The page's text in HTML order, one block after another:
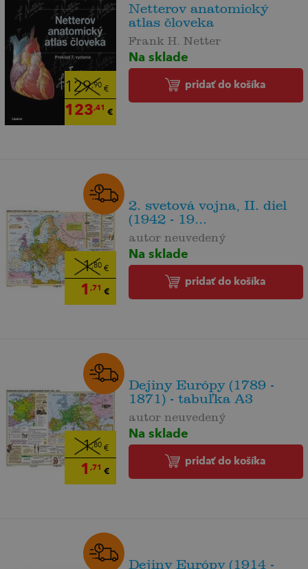
129,90 €
123,41 €
Netterov anatomický
atlas človeka
Frank H. Netter
Na sklade
pridať do košíka
1,80€
1 ,71 €
2. svetová vojna, II. diel
(1942 - 19...
autor neuvedený
Na sklade
pridať do košíka
1,80€
1 ,71 €
Dejiny Európy (1789 -
1871) - tabuľka A3
autor neuvedený
Na sklade
pridať do košíka
Dejiny Európy (1914 -